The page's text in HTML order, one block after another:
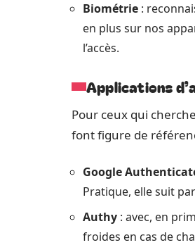
Biométrie :
en plus sur nos
l’accès.
Applications
Pour ceux qui
font figure de
Google
Pratique, elle suit
Authy : avec, en
froides en cas de